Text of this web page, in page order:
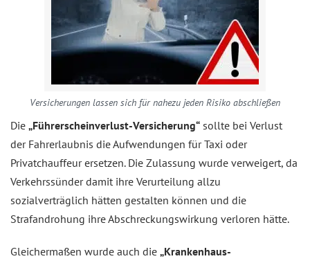
Versicherungen lassen sich für nahezu jeden Risiko abschließen
Die „Führerscheinverlust-Versicherung“ sollte bei Verlust
der Fahrerlaubnis die Aufwendungen für Taxi oder
Privatchauffeur ersetzen. Die Zulassung wurde verweigert, da
Verkehrssünder damit ihre Verurteilung allzu
sozialverträglich hätten gestalten können und die
Strafandrohung ihre Abschreckungswirkung verloren hätte.
Gleichermaßen wurde auch die „Krankenhaus-